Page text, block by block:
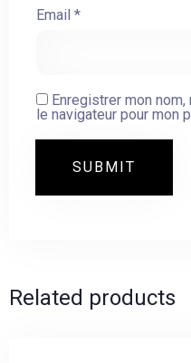
Email *
Enregistrer mon
le navigateur pour mon
Related products
Arrivée